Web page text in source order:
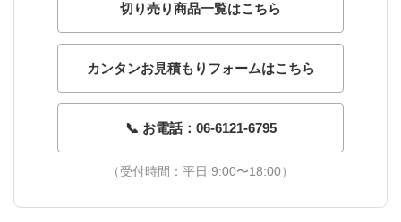
切り売り商品一覧はこちら
カンタンお見積もりフォームはこちら
📞 お電話：06-6121-6795
（受付時間：平日 9:00〜18:00）